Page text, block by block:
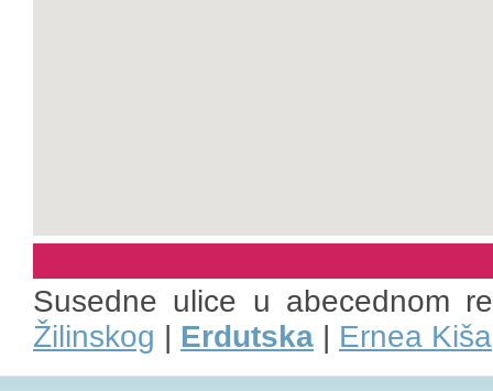
Susedne ulice u abecednom
Žilinskog | Erdutska | Ernea Kiša